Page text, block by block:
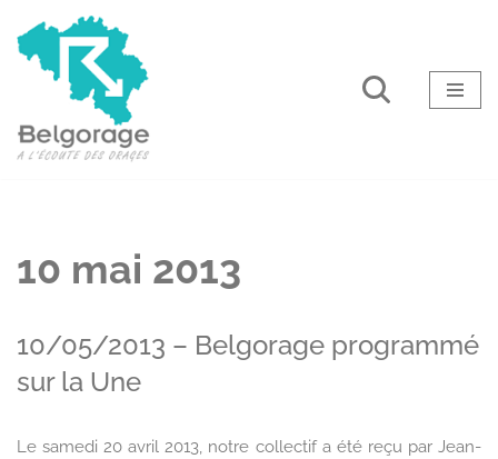
Aller
10 mai 2013
10/05/2013 – Belgorage programmé
sur la Une
Le samedi 20 avril 2013, notre collectif a été reçu par Jean-